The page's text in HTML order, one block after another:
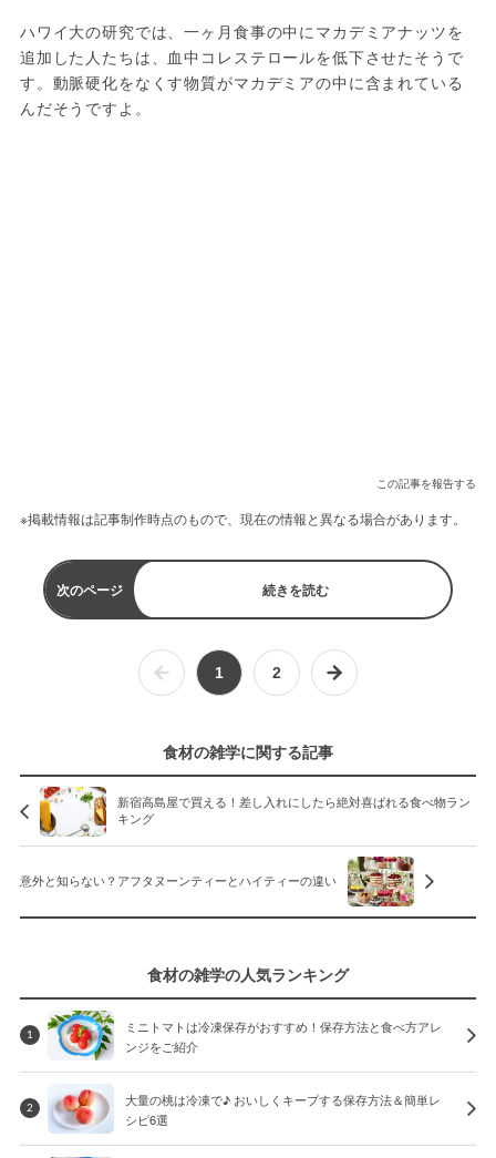
ハワイ大の研究では、一ヶ月食事の中にマカデミアナッツを
追加した人たちは、血中コレステロールを低下させたそうで
す。動脈硬化をなくす物質がマカデミアの中に含まれている
んだそうですよ。
この記事を報告する
※掲載情報は記事制作時点のもので、現在の情報と異なる場合があります。
次のページ 続きを読む
1 2
食材の雑学に関する記事
新宿高島屋で買える！差し入れにしたら絶対喜ばれる食べ物ラン
キング
意外と知らない？アフタヌーンティーとハイティーの違い
食材の雑学の人気ランキング
1
ミニトマトは冷凍保存がおすすめ！保存方法と食べ方アレ
ンジをご紹介
2
大量の桃は冷凍で♪ おいしくキープする保存方法＆簡単レ
シピ6選